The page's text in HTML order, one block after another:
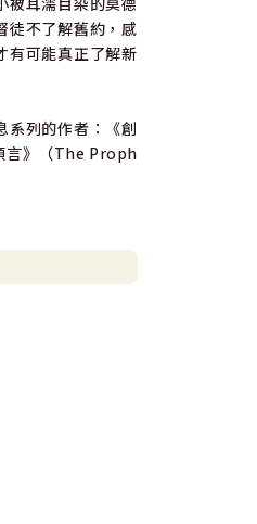
徒不了解舊約，感
有可能真正了解新
系列的作者：《創
言》（The Proph